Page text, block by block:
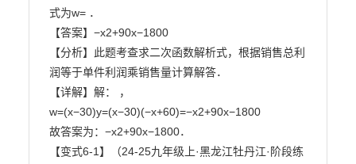
式为w= ．
【答案】−x2+90x−1800
【分析】此题考查求二次函数解析式，根据销售总利
润等于单件利润乘销售量计算解答．
【详解】解： ，
w=(x−30)y=(x−30)(−x+60)=−x2+90x−1800
故答案为：−x2+90x−1800．
【变式6-1】（24-25九年级上·黑龙江牡丹江·阶段练